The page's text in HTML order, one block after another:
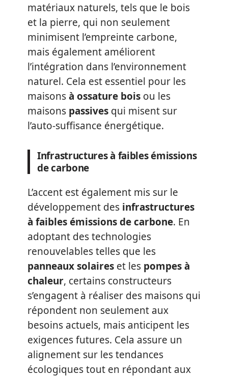
matériaux naturels, tels que le bois
et la pierre, qui non seulement
minimisent l’empreinte carbone,
mais également améliorent
l’intégration dans l’environnement
naturel. Cela est essentiel pour les
maisonsà ossature bois ou les
maisons passives qui misent sur
l’auto-suffisance énergétique.
Infrastructures à faibles émissions
de carbone
L’accent est également mis sur le
développement des infrastructures
à faibles émissions de carbone. En
adoptant des technologies
renouvelables telles que les
panneaux solaires et les pompes à
chaleur, certains constructeurs
s’engagent à réaliser des maisons qui
répondent non seulement aux
besoins actuels, mais anticipent les
exigences futures. Cela assure un
alignement sur les tendances
écologiques tout en répondant aux